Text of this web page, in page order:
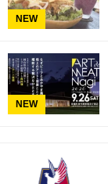
NEW
NEW